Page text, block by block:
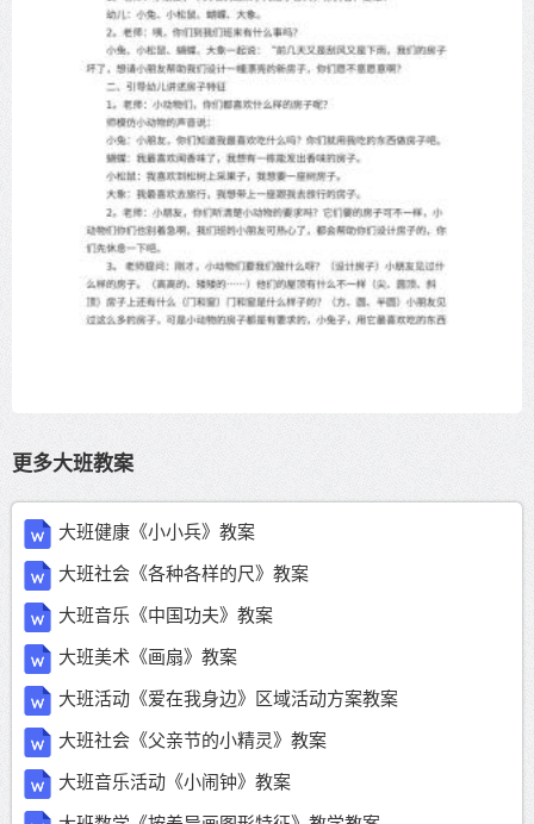
更多大班教案
大班健康《小小兵》教案
大班社会《各种各样的尺》教案
大班音乐《中国功夫》教案
大班美术《画扇》教案
大班活动《爱在我身边》区域活动方案教案
大班社会《父亲节的小精灵》教案
大班音乐活动《小闹钟》教案